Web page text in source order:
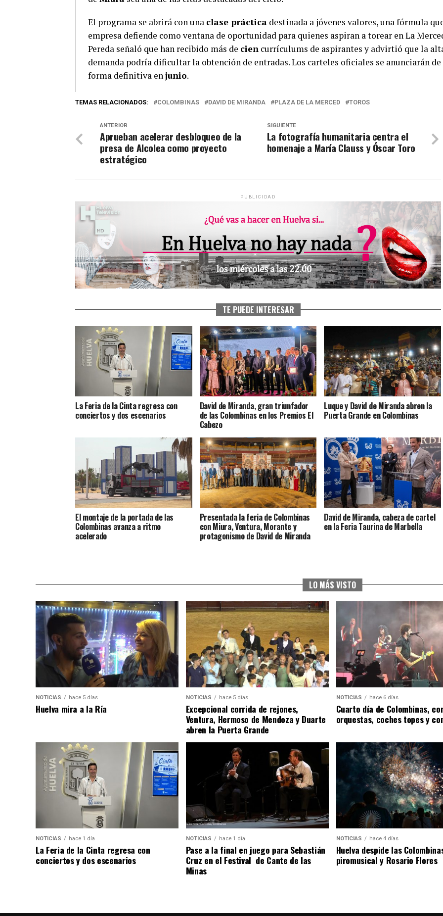
El programa se abrirá con una clase práctica destinada a jóvenes valores, una fórmula
empresa defiende como ventana de oportunidad para quienes aspiran a torear en La
Pereda señaló que han recibido más de cien currículums de aspirantes y advirtió que la
demanda podría dificultar la obtención de entradas. Los carteles oficiales se anunciarán de
forma definitiva enjunio.
TEMAS RELACIONADOS: COLOMBINAS DAVID DE MIRANDA PLAZA DE LA MERCED TOROS
SIGUIENTE
La fotografía humanitaria centra el
homenaje a María Clauss y Óscar Toro
ANTERIOR
Aprueban acelerar desbloqueo de la
presa de Alcolea como proyecto
estratégico
PUBLICIDAD
TE PUEDE INTERESAR
La Feria de la Cinta regresa con
conciertos y dos escenarios
David de Miranda, gran triunfador
de las Colombinas en los Premios El
Cabezo
Luque y David de Miranda abren la
Puerta Grande en Colombinas
El montaje de la portada de las
Colombinas avanza a ritmo
acelerado
Presentada la feria de Colombinas
con Miura, Ventura, Morante y
protagonismo de David de Miranda
David de Miranda, cabeza de cartel
en la Feria Taurina de Marbella
LO MÁS VISTO
NOTICIAS hace 5 días
Huelva mira a la Ría
NOTICIAS hace 5 días
Excepcional corrida de rejones,
Ventura, Hermoso de Mendoza y Duarte
abren la Puerta Grande
NOTICIAS hace 6 días
Cuarto día de Colombinas,
orquestas, coches topes y
NOTICIAS hace 1 día
La Feria de la Cinta regresa con
conciertos y dos escenarios
NOTICIAS hace 1 día
Pase a la final en juego para Sebastián
Cruz en el Festival de Cante de las
Minas
NOTICIAS hace 4 días
Huelva despide las
piromusical y Rosario Flores